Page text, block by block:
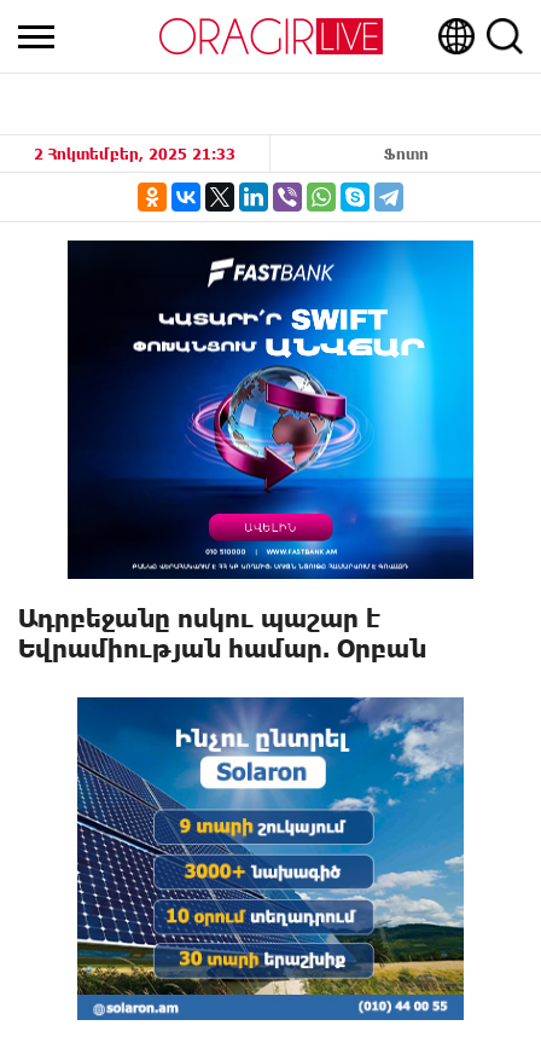
2 Հոկտեմբեր, 2025 21:33 Ֆոտո
Ադրբեջանը ոսկու պաշար է
Եվրամիության համար. Օրբան